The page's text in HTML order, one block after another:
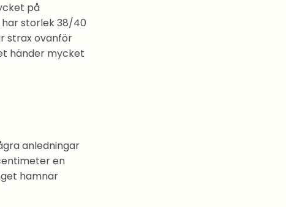
på
storlek 38/40
strax ovanför
händer mycket
anledningar
en
hamnar